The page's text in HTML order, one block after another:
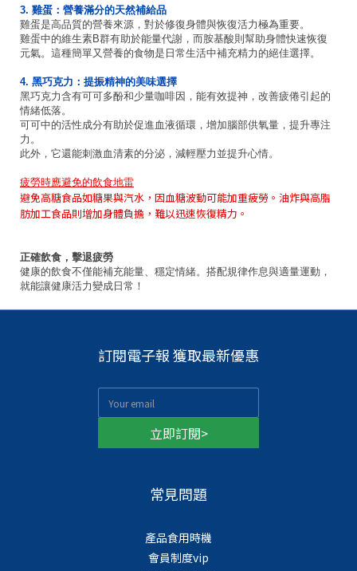
3. 雞蛋：營養滿分的天然補給品
雞蛋是高品質的營養來源，對於修復身體與恢復活力極為重要。
雞蛋中的維生素B群有助於能量代謝，而胺基酸則幫助身體快速恢復
元氣。這種簡單又營養的食物是日常生活中補充精力的絕佳選擇。
4. 黑巧克力：提振精神的美味選擇
黑巧克力含有可可多酚和少量咖啡因，能有效提神，改善疲倦引起的
情緒低落。
可可中的活性成分有助於促進血液循環，增加腦部供氧量，提升專注
力。
此外，它還能刺激血清素的分泌，減輕壓力並提升心情。
疲勞時應避免的飲食地雷
避免高糖食品如糖果與汽水，因血糖波動可能加重疲勞。油炸與高脂
肪加工食品則增加身體負擔，難以迅速恢復精力。
正確飲食，擊退疲勞
健康的飲食不僅能補充能量、穩定情緒。搭配規律作息與適量運動，
就能讓健康活力變成日常！
訂閱電子報 獲取最新優惠
立即訂閱>
常見問題
產品食用時機
會員制度vip